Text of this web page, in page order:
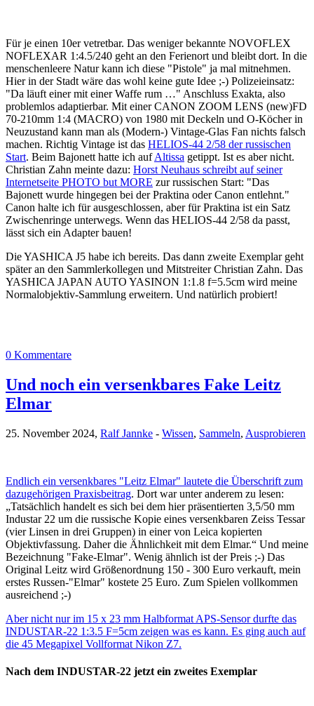
Für je einen 10er vetretbar. Das weniger bekannte NOVOFLEX
NOFLEXAR 1:4.5/240 geht an den Ferienort und bleibt dort. In die
menschenleere Natur kann ich diese "Pistole" ja mal mitnehmen.
Hier in der Stadt wäre das wohl keine gute Idee ;-) Polizeieinsatz:
"Da läuft einer mit einer Waffe rum …" Anschluss Exakta, also
problemlos adaptierbar. Mit einer CANON ZOOM LENS (new)FD
70-210mm 1:4 (MACRO) von 1980 mit Deckeln und O-Köcher in
Neuzustand kann man als (Modern-) Vintage-Glas Fan nichts falsch
machen. Richtig Vintage ist das HELIOS-44 2/58 der russischen
Start. Beim Bajonett hatte ich aufAltissa getippt. Ist es aber nicht.
Christian Zahn meinte dazu: Horst Neuhaus schreibt auf seiner
Internetseite PHOTO but MORE zur russischen Start: "Das
Bajonett wurde hingegen bei der Praktina oder Canon entlehnt."
Canon halte ich für ausgeschlossen, aber für Praktina ist ein Satz
Zwischenringe unterwegs. Wenn das HELIOS-44 2/58 da passt,
lässt sich ein Adapter bauen!
Die YASHICA J5 habe ich bereits. Das dann zweite Exemplar geht
später an den Sammlerkollegen und Mitstreiter Christian Zahn. Das
YASHICA JAPAN AUTO YASINON 1:1.8 f=5.5cm wird meine
Normalobjektiv-Sammlung erweitern. Und natürlich probiert!
0 Kommentare
Und noch ein versenkbares Fake Leitz
Elmar
25. November 2024, Ralf Jannke - Wissen, Sammeln, Ausprobieren
Endlich ein versenkbares "Leitz Elmar" lautete die Überschrift zum
dazugehörigen Praxisbeitrag. Dort war unter anderem zu lesen:
„Tatsächlich handelt es sich bei dem hier präsentierten 3,5/50 mm
Industar 22 um die russische Kopie eines versenkbaren Zeiss Tessar
(vier Linsen in drei Gruppen) in einer von Leica kopierten
Objektivfassung. Daher die Ähnlichkeit mit dem Elmar.“ Und meine
Bezeichnung "Fake-Elmar". Wenig ähnlich ist der Preis ;-) Das
Original Leitz wird Größenordnung 150 - 300 Euro verkauft, mein
erstes Russen-"Elmar" kostete 25 Euro. Zum Spielen vollkommen
ausreichend ;-)
Aber nicht nur im 15 x 23 mm Halbformat APS-Sensor durfte das
INDUSTAR-22 1:3.5 F=5cm zeigen was es kann. Es ging auch auf
die 45 Megapixel Vollformat Nikon Z7.
Nach dem INDUSTAR-22 jetzt ein zweites Exemplar